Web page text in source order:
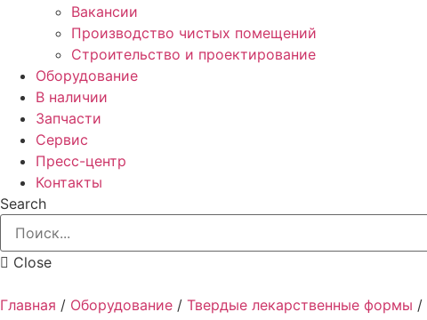
Вакансии
Производство чистых помещений
Строительство и проектирование
Оборудование
В наличии
Запчасти
Сервис
Пресс-центр
Контакты
Search
Close
Главная / Оборудование / Твердые лекарственные формы /